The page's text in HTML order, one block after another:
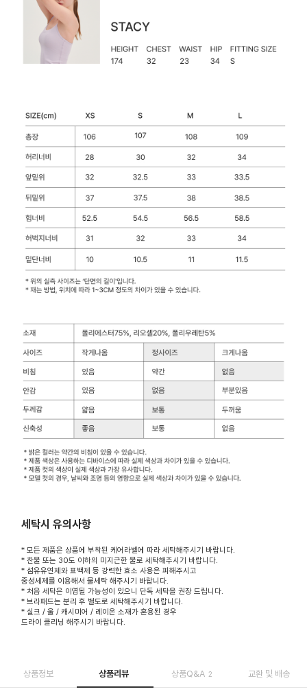
세탁시 유의사항
* 모든 제품은 상품에 부착된 케어라벨에 따라 세탁해주시기 바랍니다.
* 찬물 또는 30도 이하의 미지근한 물로 세탁해주시기 바랍니다.
* 섬유유연제와 표백제 등 강력한 효소 사용은 피해주시고
중성세제를 이용해서 물세탁 해주시기 바랍니다.
* 처음 세탁은 이염될 가능성이 있으니 단독 세탁을 권장 드립니다.
* 브라패드는 분리 후 별도로 세탁해주시기 바랍니다.
* 실크 / 울 / 캐시미어 / 레이온 소재가 혼용된 경우
드라이 클리닝 해주시기 바랍니다.
상품정보 상품리뷰 상품Q&A 2 교환 및 배송